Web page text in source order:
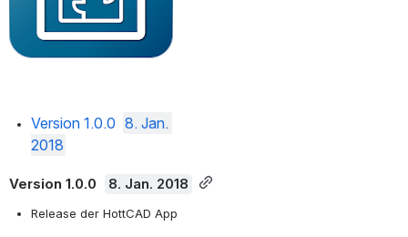
Version 1.0.0 8. Jan.
2018
Version 1.0.0 8. Jan. 2018
Release der HottCAD App